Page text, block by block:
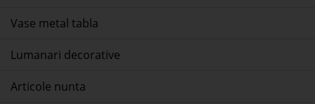
Vase metal tabla
Lumanari decorative
Articole nunta